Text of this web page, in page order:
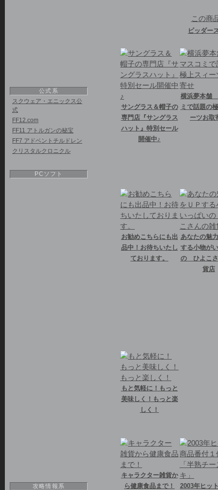
公式系
スクウェア・エニックス公
式
FF12.com
FF11 アトルガンの秘宝
FF7 アドベントチルドレン
クリスタルクロニクル
PCソフト
攻略情報系
この商
ビッダー
サングラス＆帽子の
専門店『サングラス
ハット』特別セール
開催中♪
横浜夢本舗
ミで話題の
ーツお取
お勧めこちらにも出
品中！お待ちいたし
ております。
あなたの魅
する小物が
の ひよこ
貨店
もと気軽に！もっと
美味しく！もっと楽
しく！
キャラクター雑貨か
ら健康食品まで！
2003年ヒッ